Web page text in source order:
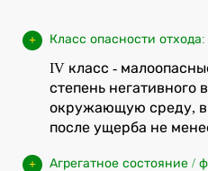
Класс опасности отхода:
IV класс -
степень негативного
окружающую среду,
после ущерба не
Агрегатное состояние /